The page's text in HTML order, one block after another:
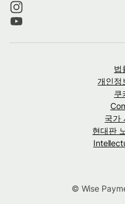
법
개인정
쿠
국가
현대판
© Wise